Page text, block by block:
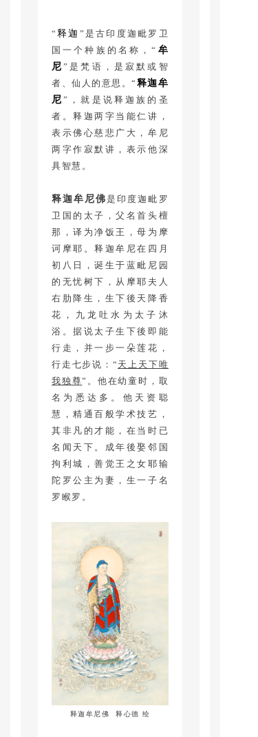
于鸡足山入定，以待弥勒
出世，方行涅槃。
“ 释迦 ”是古印度迦毗罗卫
国一个种族的名称，“ 牟
尼”是梵语，是寂默或智
者、仙人的意思。“ 释迦牟
尼”，就是说释迦族的圣
者。释迦两字当能仁讲，
表示佛心慈悲广大，牟尼
两字作寂默讲，表示他深
具智慧。
释迦牟尼佛是印度迦毗罗
卫国的太子，父名首头檀
那，译为净饭王，母为摩
诃摩耶。释迦牟尼在四月
初八日，诞生于蓝毗尼园
的无忧树下，从摩耶夫人
右肋降生，生下後天降香
花，九龙吐水为太子沐
浴。据说太子生下後即能
行走，并一步一朵莲花，
行走七步说：“ 天上天下唯
我独尊”。他在幼童时，取
名为悉达多。他天资聪
慧，精通百般学术技艺，
其非凡的才能，在当时已
名闻天下。成年後娶邻国
拘利城，善觉王之女耶输
陀罗公主为妻，生一子名
罗睺罗。
释迦牟尼佛 释心德 绘